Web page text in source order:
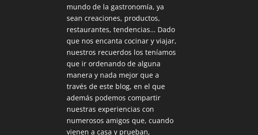
mundo de la gastronomía, ya
sean creaciones, productos,
restaurantes, tendencias… Dado
que nos encanta cocinar y viajar,
nuestros recuerdos los teníamos
que ir ordenando de alguna
manera y nada mejor que a
través de este blog, en el que
además podemos compartir
nuestras experiencias con
numerosos amigos que, cuando
vienen a casa y prueban,